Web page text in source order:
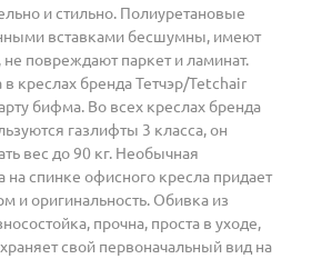
и стильно. Полиуретановые
вставками бесшумны, имеют
повреждают паркет и ламинат.
креслах бренда Тетчэр/Tetchair
бифма. Во всех креслах бренда
газлифты 3 класса, он
вес до 90 кг. Необычная
на спинке офисного кресла придает
и оригинальность. Обивка из
прочна, проста в уходе,
свой первоначальный вид на